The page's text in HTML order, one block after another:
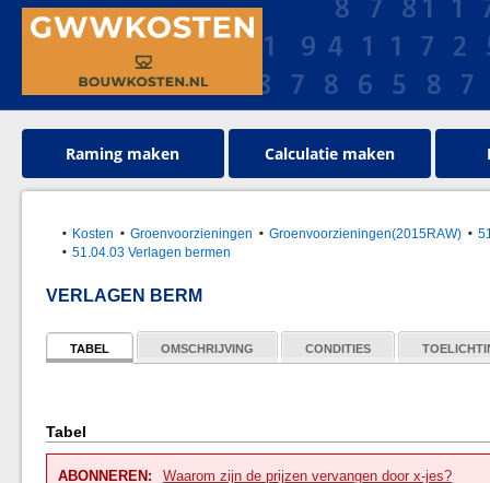
Raming maken Calculatie maken
Kosten Groenvoorzieningen Groenvoorzieningen(2015RAW)
51.04.03 Verlagen bermen
VERLAGEN BERM
TABEL OMSCHRIJVING CONDITIES
Tabel
ABONNEREN: Waarom zijn de prijzen vervangen door x-jes?